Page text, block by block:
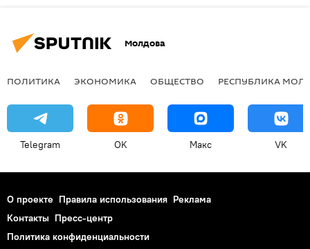
Молдова
ПОЛИТИКА ЭКОНОМИКА ОБЩЕСТВО РЕСПУБЛИКА
Telegram OK Макс VK
О проекте Правила использования Реклама
Контакты Пресс-центр
Политика конфиденциальности